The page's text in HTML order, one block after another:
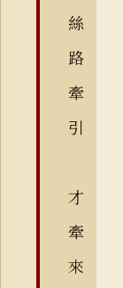
絲
路
牽
引
才
牽
來